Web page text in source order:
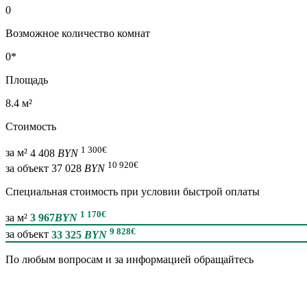
0
Возможное количество комнат
0*
Площадь
8.4 м²
Стоимость
за м² 4 408 BYN 1 300€
за объект 37 028 BYN 10 920€
Специальная cтоимость при условии быстрой оплаты
за м² 3 967BYN 1 170€
за объект 33 325 BYN 9 828€
По любым вопросам и за информацией обращайтесь